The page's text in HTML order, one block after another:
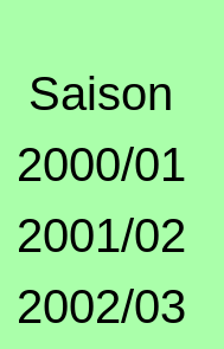
Saison
2000/01
2001/02
2002/03